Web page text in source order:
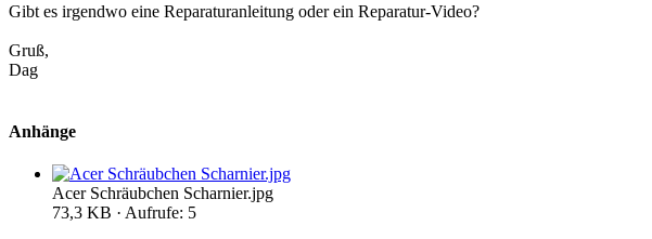
Gibt es irgendwo eine Reparaturanleitung oder ein Reparatur-Video?
Gruß,
Dag
Anhänge
Acer Schräubchen Scharnier.jpg
73,3 KB · Aufrufe: 5